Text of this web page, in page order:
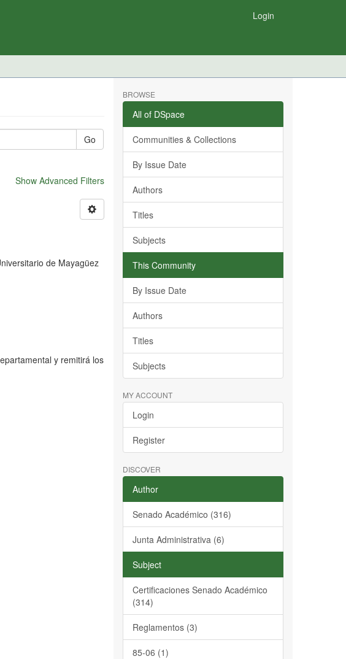
Login
Go
Show Advanced Filters
de Mayagüez
y remitirá los
BROWSE
All of DSpace
Communities & Collections
By Issue Date
Authors
Titles
Subjects
This Community
By Issue Date
Authors
Titles
Subjects
MY ACCOUNT
Login
Register
DISCOVER
Author
Senado Académico (316)
Junta Administrativa (6)
Subject
Certificaciones Senado Académico
(314)
Reglamentos (3)
85-06 (1)